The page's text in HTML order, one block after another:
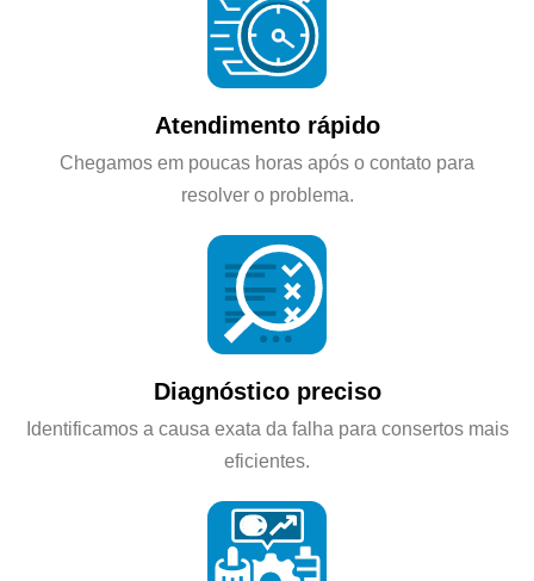
Atendimento rápido
Chegamos em poucas horas após o contato para
resolver o problema.
Diagnóstico preciso
Identificamos a causa exata da falha para consertos mais
eficientes.